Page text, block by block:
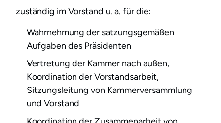
zuständig im Vorstand u. a. für die:
Wahrnehmung der satzungsgemäßen
Aufgaben des Präsidenten
Vertretung der Kammer nach außen,
Koordination der Vorstandsarbeit,
Sitzungsleitung von Kammerversammlung
und Vorstand